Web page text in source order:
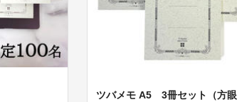
ツバメモ A5 3冊セット（方